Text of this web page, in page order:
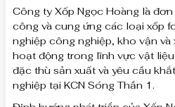
Công ty Xốp Ngọc Hoàng là
công và cung ứng các loại xốp
nghiệp công nghiệp, kho vận và
hoạt động trong lĩnh vực vật
đặc thù sản xuất và yêu cầu
nghiệp tại KCN Sóng Thần 1.